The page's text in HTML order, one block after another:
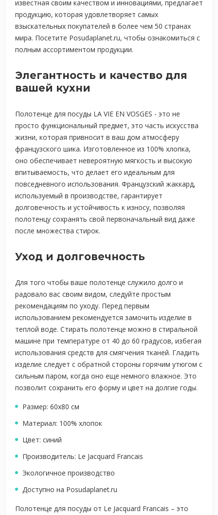
известная своим качеством и инновациями, предлагает
продукцию, которая удовлетворяет самых
взыскательных покупателей в более чем 50 странах
мира. Посетите Posudaplanet.ru, чтобы ознакомиться с
полным ассортиментом продукции.
Элегантность и качество для
вашей кухни
Полотенце для посуды LA VIE EN VOSGES - это не
просто функциональный предмет, это часть искусства
жизни, которая привносит в ваш дом атмосферу
французского шика. Изготовленное из 100% хлопка,
оно обеспечивает невероятную мягкость и высокую
впитываемость, что делает его идеальным для
повседневного использования. Французский жаккард,
используемый в производстве, гарантирует
долговечность и устойчивость к износу, позволяя
полотенцу сохранять свой первоначальный вид даже
после множества стирок.
Уход и долговечность
Для того чтобы ваше полотенце служило долго и
радовало вас своим видом, следуйте простым
рекомендациям по уходу. Перед первым
использованием рекомендуется замочить изделие в
теплой воде. Стирать полотенце можно в стиральной
машине при температуре от 40 до 60 градусов, избегая
использования средств для смягчения тканей. Гладить
изделие следует с обратной стороны горячим утюгом с
сильным паром, когда оно еще немного влажное. Это
позволит сохранить его форму и цвет на долгие годы.
Размер: 60х80 см
Материал: 100% хлопок
Цвет: синий
Производитель: Le Jacquard Francais
Экологичное производство
Доступно на Posudaplanet.ru
Полотенце для посуды от Le Jacquard Francais – это